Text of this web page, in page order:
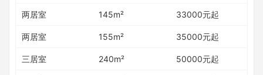
两居室 145m² 33000元起
两居室 155m² 35000元起
三居室 240m² 50000元起